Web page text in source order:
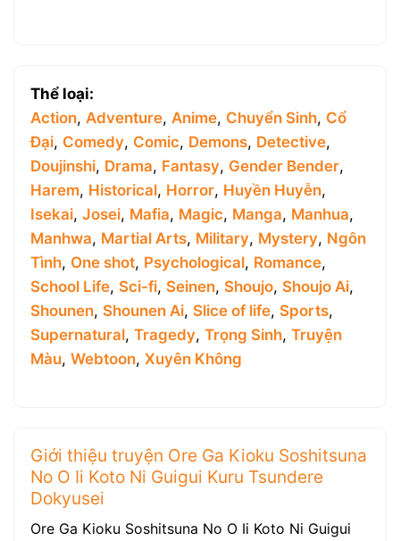
Thể loại:
Action, Adventure, Anime, Chuyển Sinh, Cổ
Đại, Comedy, Comic, Demons, Detective,
Doujinshi, Drama, Fantasy, Gender Bender,
Harem, Historical, Horror, Huyền Huyễn,
Isekai, Josei, Mafia, Magic, Manga, Manhua,
Manhwa, Martial Arts, Military, Mystery, Ngôn
Tình, One shot, Psychological, Romance,
School Life, Sci-fi, Seinen, Shoujo, Shoujo Ai,
Shounen, Shounen Ai, Slice of life, Sports,
Supernatural, Tragedy, Trọng Sinh, Truyện
Màu, Webtoon, Xuyên Không
Giới thiệu truyện Ore Ga Kioku Soshitsuna
No O Ii Koto Ni Guigui Kuru Tsundere
Dokyusei
Ore Ga Kioku Soshitsuna No O Ii Koto Ni Guigui